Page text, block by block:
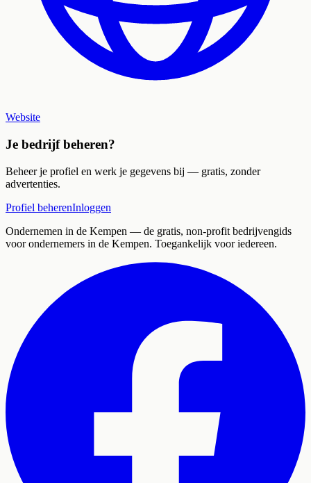
Website
Je bedrijf beheren?
Beheer je profiel en werk je gegevens bij — gratis, zonder
advertenties.
Profiel beherenInloggen
Ondernemen in de Kempen — de gratis, non-profit bedrijvengids
voor ondernemers in de Kempen. Toegankelijk voor iedereen.